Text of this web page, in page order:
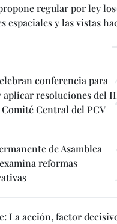
regular por ley los
espaciales y las vistas
conferencia para
resoluciones del
Central del PCV
de Asamblea
reformas
La acción, factor